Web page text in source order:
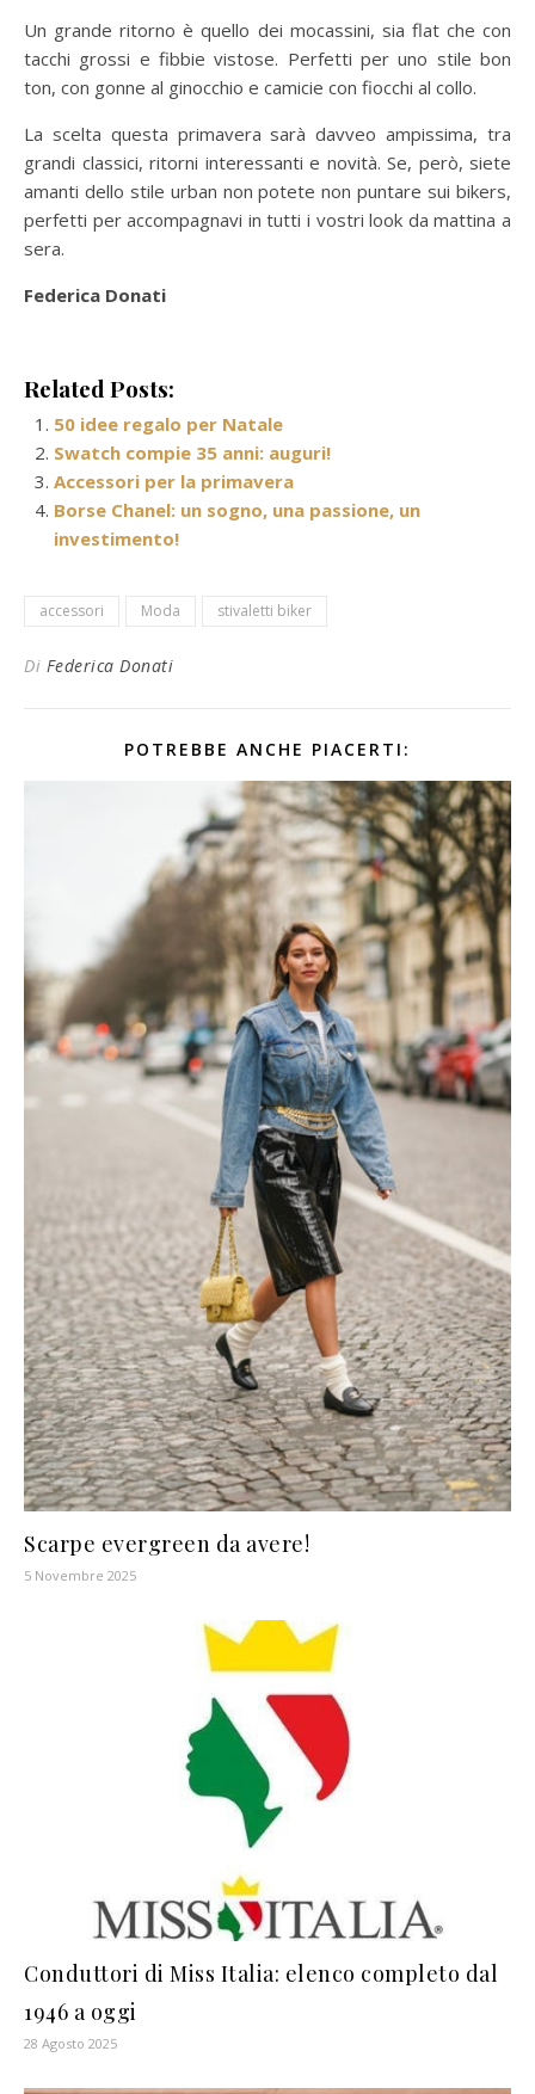
Un grande ritorno è quello dei mocassini, sia flat che con
tacchi grossi e fibbie vistose. Perfetti per uno stile bon
ton, con gonne al ginocchio e camicie con fiocchi al collo.
La scelta questa primavera sarà davveo ampissima, tra
grandi classici, ritorni interessanti e novità. Se, però, siete
amanti dello stile urban non potete non puntare sui bikers,
perfetti per accompagnavi in tutti i vostri look da mattina a
sera.
Federica Donati
Related Posts:
50 idee regalo per Natale
Swatch compie 35 anni: auguri!
Accessori per la primavera
Borse Chanel: un sogno, una passione, un
investimento!
accessori Moda stivaletti biker
Di Federica Donati
POTREBBE ANCHE PIACERTI:
Scarpe evergreen da avere!
5 Novembre 2025
Conduttori di Miss Italia: elenco completo dal
1946 a oggi
28 Agosto 2025